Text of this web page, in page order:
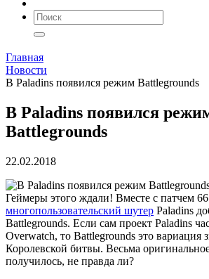
Главная
Новости
В Paladins появился режим Battlegrounds
В Paladins появился
Battlegrounds
22.02.2018
Геймеры этого ждали! Вместе с патчем
многопользовательский шутер Paladins
Battlegrounds. Если сам проект Paladins
Overwatch, то Battlegrounds это вариация
Королевской битвы. Весьма
получилось, не правда ли?